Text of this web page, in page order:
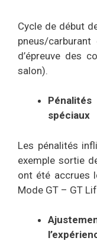
Cycle de début
pneus/
d’épreuve des
salon).
spéciaux
Les pénalités
exemple sortie
ont été accrues
Mode GT – GT